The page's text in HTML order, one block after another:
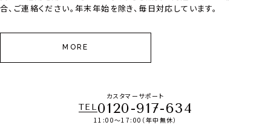
合、ご連絡ください。年末年始を除き、毎日対応しています。
MORE
カスタマーサポート
TEL0120-917-634
11:00～17:00（年中無休）